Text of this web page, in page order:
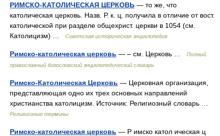
РИМСКО-КАТОЛИЧЕСКАЯ ЦЕРКОВЬ — то же, что
католическая церковь. Назв. Р. к. ц. получила в отличие от вост.
католической при разделе общехрист. церкви в 1054 (см.
Католицизм) …
Советская историческая энциклопедия
Римско-католическая церковь — – см. Церковь …
Полный
православный богословский энциклопедический словарь
Римско-Католическая Церковь — Церковная организация,
представляющая одно их трех основных направлений
христианства католицизм. Источник: Религиозный словарь …
Религиозные термины
Римско-католическая церковь — Р имско катол ическая ц